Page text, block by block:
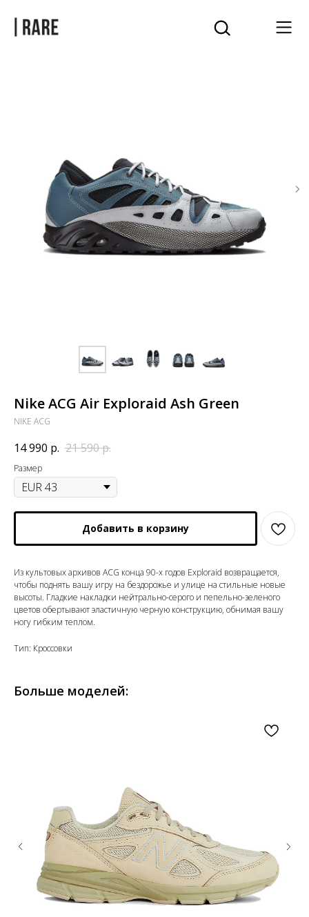
Nike ACG Air Exploraid Ash Green
NIKE ACG
14 990 р. 21 590р.
Размер
Добавить в корзину
Из культовых архивов ACG конца 90-х годов Exploraid возвращается,
чтобы поднять вашу игру на бездорожье и улице на стильные новые
высоты. Гладкие накладки нейтрально-серого и пепельно-зеленого
цветов обертывают эластичную черную конструкцию, обнимая вашу
ногу гибким теплом.
Тип: Кроссовки
Больше моделей: